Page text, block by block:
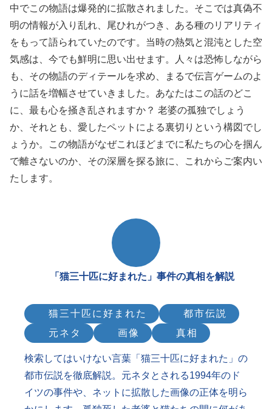
中でこの物語は爆発的に拡散されました。そこでは真偽不
明の情報が入り乱れ、尾ひれがつき、ある種のリアリティ
をもって語られていたのです。当時の熱気と混沌とした空
気感は、今でも鮮明に思い出せます。人々は恐怖しながら
も、その物語のディテールを求め、まるで伝言ゲームのよ
うに話を増幅させていきました。あなたはこの話のどこ
に、最も心を掻き乱されますか？ 老婆の孤独でしょう
か、それとも、愛したペットによる裏切りという構図でし
ょうか。この物語がなぜこれほどまでに私たちの心を掴ん
で離さないのか、その深層を探る旅に、これからご案内い
たします。
「猫三十匹に好まれた」事件の真相を解説
猫三十匹に好まれた
都市伝説
元ネタ
画像 真相
検索してはいけない言葉「猫三十匹に好まれた」の
都市伝説を徹底解説。元ネタとされる1994年のド
イツの事件や、ネットに拡散した画像の正体を明ら